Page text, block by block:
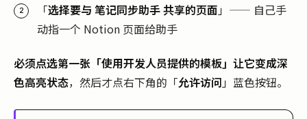
「选择要与 笔记同步助手 共享的页面 」—— 自己手
动指一个 Notion 页面给助手
必须点选第一张「使用开发人员提供的模板」让它变成深
色高亮状态，然后才点右下角的「允许访问 」蓝色按钮。